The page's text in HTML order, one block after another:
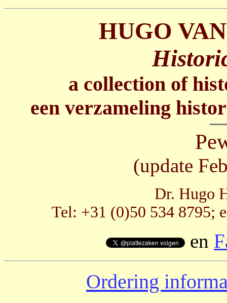
HUGO
a collection of
een verzameling
(update
Dr. Hugo
Tel: +31 (0)50 534 8795;
en
Ordering